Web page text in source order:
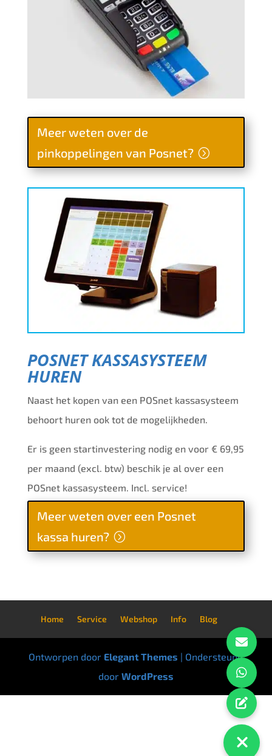
Meer weten over de
pinkoppelingen van Posnet?
PAYPLAZA EN VIVAWALLET
PINKOPPELING
POSnet koppelt direct met de bekabelde Lane
3600 van Payplaza, of met de Move 5000 van
payplaza (WiFi). Nieuw is de koppeling met
Vivawallet, ook te installeren op de handheld!
POSNET KASSASYSTEEM
HUREN
Naast het kopenvan een POSnet kassasysteem
behoort huren ook tot de mogelijkheden.
Er is geen startinvestering nodig en voor € 69,95
per maand (excl. btw) beschik je al over een
POSnet kassasysteem. Incl. service!
Meer weten over een Posnet
kassa huren?
Home Service Webshop Info Blog
Ontworpen door Elegant Themes | Ondersteund
door WordPress